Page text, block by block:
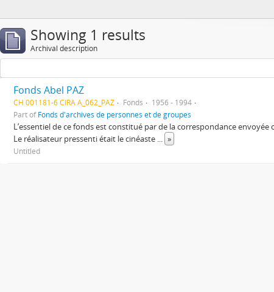
Showing 1 results
Archival description
Fonds Abel PAZ
CH 001181-6 CIRA A_062_PAZ Fonds
1956 - 1994
Part ofFonds d'archives de personnes et de groupes
L’essentiel de ce fonds est constitué par de la correspondance
Le réalisateur pressenti était le cinéaste ... »
Untitled